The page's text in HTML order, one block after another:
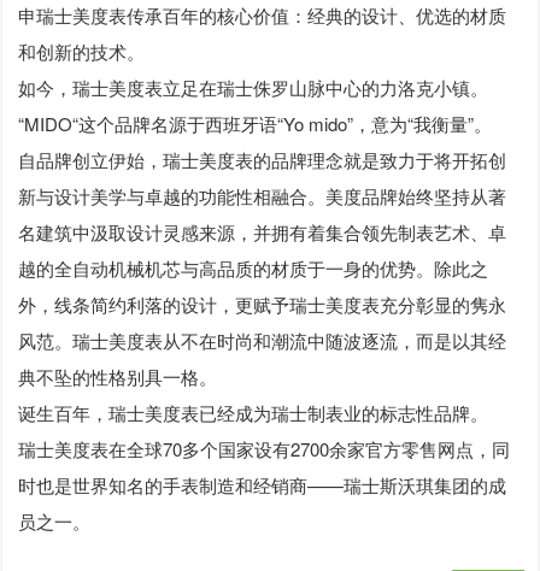
申瑞士美度表传承百年的核心价值：经典的设计、优选的材质
和创新的技术。
如今，瑞士美度表立足在瑞士侏罗山脉中心的力洛克小镇。
“MIDO“这个品牌名源于西班牙语“Yo mido”，意为“我衡量”。
自品牌创立伊始，瑞士美度表的品牌理念就是致力于将开拓创
新与设计美学与卓越的功能性相融合。美度品牌始终坚持从著
名建筑中汲取设计灵感来源，并拥有着集合领先制表艺术、卓
越的全自动机械机芯与高品质的材质于一身的优势。除此之
外，线条简约利落的设计，更赋予瑞士美度表充分彰显的隽永
风范。瑞士美度表从不在时尚和潮流中随波逐流，而是以其经
典不坠的性格别具一格。
诞生百年，瑞士美度表已经成为瑞士制表业的标志性品牌。
瑞士美度表在全球70多个国家设有2700余家官方零售网点，同
时也是世界知名的手表制造和经销商——瑞士斯沃琪集团的成
员之一。